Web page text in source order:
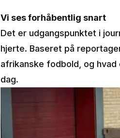
Vi ses forhåbentlig snart
Det er udgangspunktet i
hjerte. Baseret på
afrikanske fodbold, og
dag.